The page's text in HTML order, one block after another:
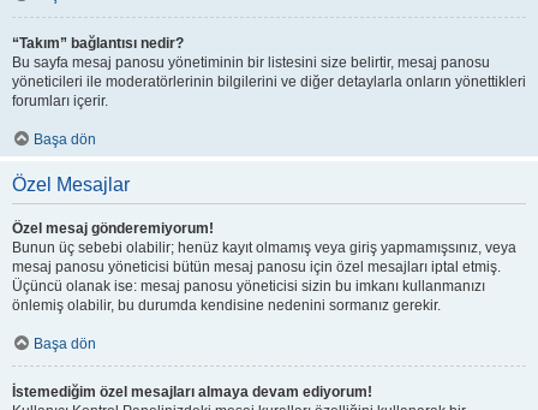
“Takım” bağlantısı nedir?
Bu sayfa mesaj panosu yönetiminin bir listesini size belirtir, mesaj panosu
yöneticileri ile moderatörlerinin bilgilerini ve diğer detaylarla onların yönettikleri
forumları içerir.
Başa dön
Özel Mesajlar
Özel mesaj gönderemiyorum!
Bunun üç sebebi olabilir; henüz kayıt olmamış veya giriş yapmamışsınız, veya
mesaj panosu yöneticisi bütün mesaj panosu için özel mesajları iptal etmiş.
Üçüncü olanak ise: mesaj panosu yöneticisi sizin bu imkanı kullanmanızı
önlemiş olabilir, bu durumda kendisine nedenini sormanız gerekir.
Başa dön
İstemediğim özel mesajları almaya devam ediyorum!